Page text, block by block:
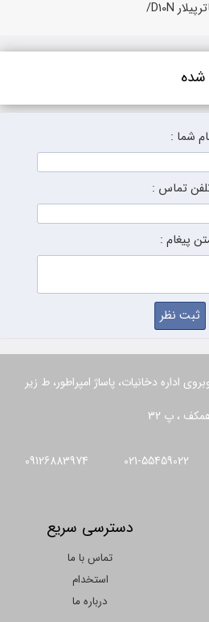
شده
شما :
تماس :
پیغام :
اداره دخانیات، پاساژ امپراطور، ط زیر
، پ 32
دسترسی سریع
تماس با ما
استخدام
درباره ما